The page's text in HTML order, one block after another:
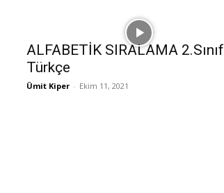
ALFABETİK SIRALAMA 2.Sınıf
Türkçe
Ümit Kiper - Ekim 11, 2021